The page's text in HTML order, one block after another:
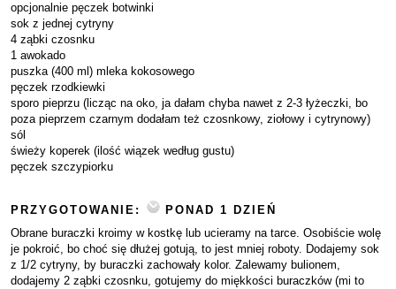
opcjonalnie pęczek botwinki
sok z jednej cytryny
4 ząbki czosnku
1 awokado
puszka (400 ml) mleka kokosowego
pęczek rzodkiewki
sporo pieprzu (licząc na oko, ja dałam chyba nawet z 2-3 łyżeczki, bo
poza pieprzem czarnym dodałam też czosnkowy, ziołowy i cytrynowy)
sól
świeży koperek (ilość wiązek według gustu)
pęczek szczypiorku
PRZYGOTOWANIE:
PONAD 1 DZIEŃ
Obrane buraczki kroimy w kostkę lub ucieramy na tarce. Osobiście wolę
je pokroić, bo choć się dłużej gotują, to jest mniej roboty. Dodajemy sok
z 1/2 cytryny, by buraczki zachowały kolor. Zalewamy bulionem,
dodajemy 2 ząbki czosnku, gotujemy do miękkości buraczków (mi to